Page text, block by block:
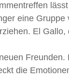
eine
El
die